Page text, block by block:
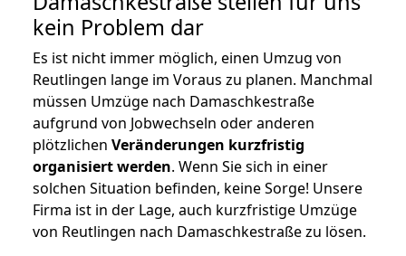
kein Problem dar
Es ist nicht immer möglich, einen Umzug von
Reutlingen lange im Voraus zu planen. Manchmal
müssen Umzüge nach Damaschkestraße
aufgrund von Jobwechseln oder anderen
plötzlichen Veränderungen kurzfristig
organisiert werden. Wenn Sie sich in einer
solchen Situation befinden, keine Sorge! Unsere
Firma ist in der Lage, auch kurzfristige Umzüge
von Reutlingen nach Damaschkestraße zu lösen.